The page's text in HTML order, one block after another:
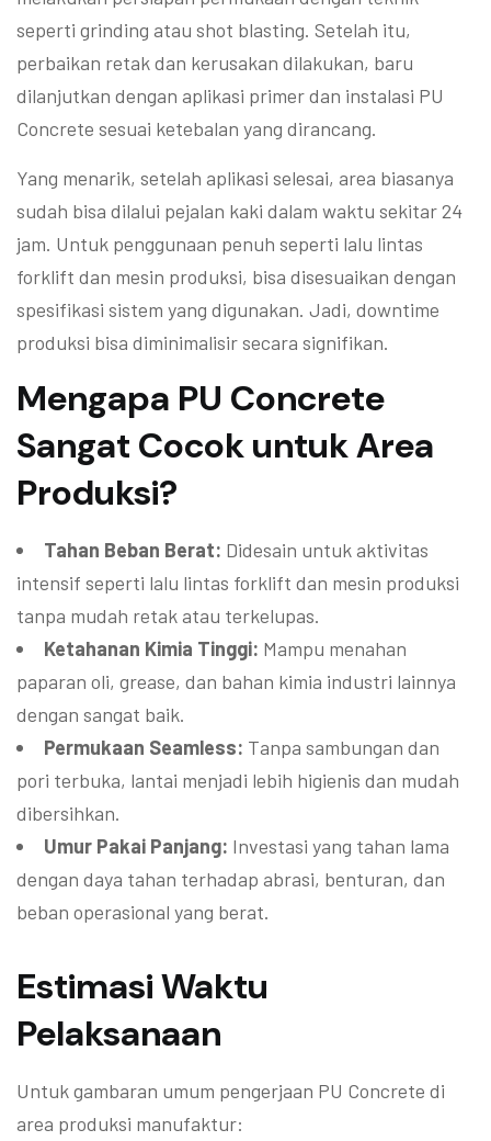
seperti grinding atau shot blasting. Setelah itu,
perbaikan retak dan kerusakan dilakukan, baru
dilanjutkan dengan aplikasi primer dan instalasi PU
Concrete sesuai ketebalan yang dirancang.
Yang menarik, setelah aplikasi selesai, area biasanya
sudah bisa dilalui pejalan kaki dalam waktu sekitar 24
jam. Untuk penggunaan penuh seperti lalu lintas
forklift dan mesin produksi, bisa disesuaikan dengan
spesifikasi sistem yang digunakan. Jadi, downtime
produksi bisa diminimalisir secara signifikan.
Mengapa PU Concrete
Sangat Cocok untuk Area
Produksi?
Tahan Beban Berat: Didesain untuk aktivitas
intensif seperti lalu lintas forklift dan mesin produksi
tanpa mudah retak atau terkelupas.
Ketahanan Kimia Tinggi: Mampu menahan
paparan oli, grease, dan bahan kimia industri lainnya
dengan sangat baik.
Permukaan Seamless: Tanpa sambungan dan
pori terbuka, lantai menjadi lebih higienis dan mudah
dibersihkan.
Umur Pakai Panjang: Investasi yang tahan lama
dengan daya tahan terhadap abrasi, benturan, dan
beban operasional yang berat.
Estimasi Waktu
Pelaksanaan
Untuk gambaran umum pengerjaan PU Concrete di
area produksi manufaktur: